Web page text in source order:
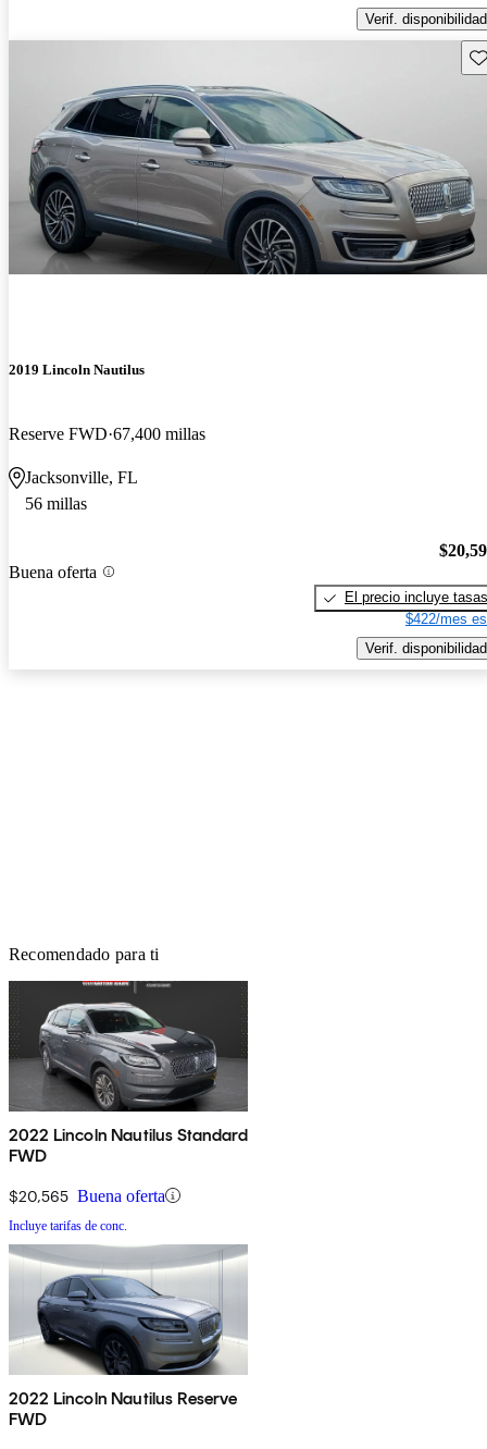
Verif. disponibilidad
2019 Lincoln Nautilus
Reserve FWD 67,400 millas
Jacksonville, FL
56 millas
Buena oferta
El precio incluye tasas
$422/mes
Verif. disponibilidad
Recomendado para ti
2022 Lincoln Nautilus Standard
FWD
$20,565 Buena oferta
Incluye tarifas de conc.
2022 Lincoln Nautilus Reserve
FWD